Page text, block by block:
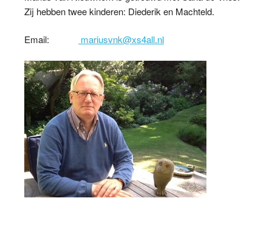
Zij hebben twee kinderen: Diederik en Machteld.
Email: mariusvnk@xs4all.nl